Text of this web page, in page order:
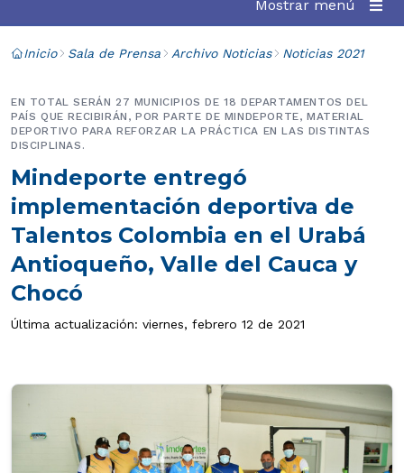
Mostrar menú
Inicio Sala de Prensa Archivo Noticias Noticias 2021
Mindeporte entregó
implementación deportiva de
Talentos Colombia en el Urabá
Antioqueño, Valle del Cauca y
Chocó
EN TOTAL SERÁN 27 MUNICIPIOS DE 18 DEPARTAMENTOS DEL
PAÍS QUE RECIBIRÁN, POR PARTE DE MINDEPORTE, MATERIAL
DEPORTIVO PARA REFORZAR LA PRÁCTICA EN LAS DISTINTAS
DISCIPLINAS.
Última actualización: viernes, febrero 12 de 2021